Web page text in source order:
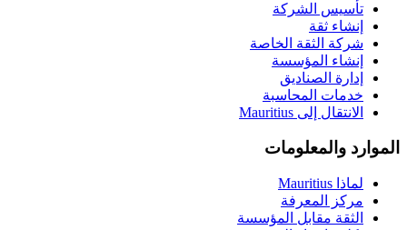
تأسيس الشركة
إنشاء ثقة
شركة الثقة الخاصة
إنشاء المؤسسة
إدارة الصناديق
خدمات المحاسبة
الانتقال إلى Mauritius
الموارد والمعلومات
لماذا Mauritius
مركز المعرفة
الثقة مقابل المؤسسة